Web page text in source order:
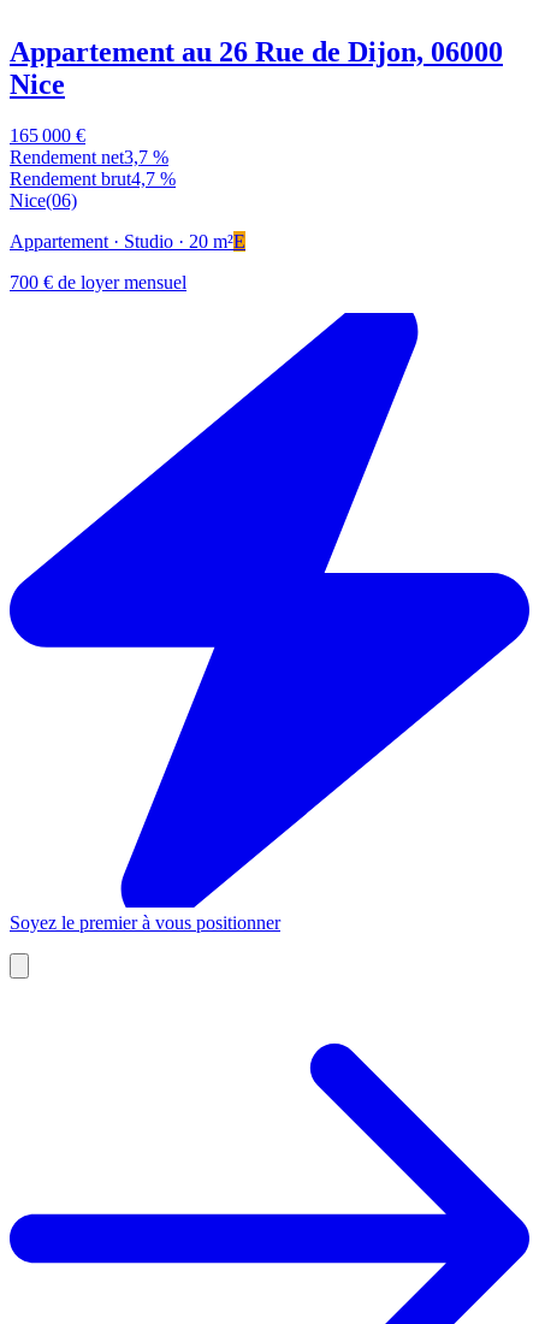
Appartement au 26 Rue de Dijon, 06000
Nice
165 000 €
Rendement net3,7 %
Rendement brut4,7 %
Nice(06)
Appartement · Studio · 20 m²E
700 € de loyer mensuel
Soyez le premier à vous positionner